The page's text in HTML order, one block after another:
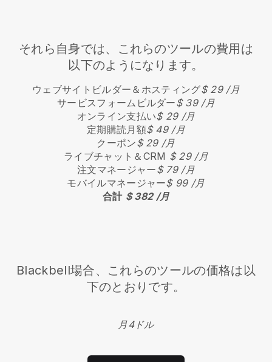
それら自身では、これらのツールの費用は
以下のようになります。
ウェブサイトビルダー＆ホスティング$ 29 /月
サービスフォームビルダー$ 39 /月
オンライン支払い$ 29 /月
定期購読月額$ 49 /月
クーポン$ 29 /月
ライブチャット＆CRM $ 29 /月
注文マネージャー$ 79 /月
モバイルマネージャー$ 99 /月
合計 $ 382 /月
Blackbell場合、これらのツールの価格は以
下のとおりです。
月4ドル